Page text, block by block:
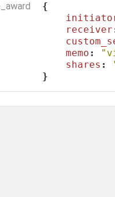
{
receiver
memo :
shares :
}